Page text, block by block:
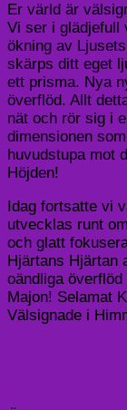
Er värld är
Vi ser i glädjefull
ökning av
skärps ditt eget
ett prisma. Nya
överflöd. Allt
nät och rör sig i
dimensionen
huvudstupa mot
Höjden!
Idag fortsatte vi
utvecklas runt
och glatt
Hjärtans Hjärtan
oändliga
Majon! Selamat
Välsignade i